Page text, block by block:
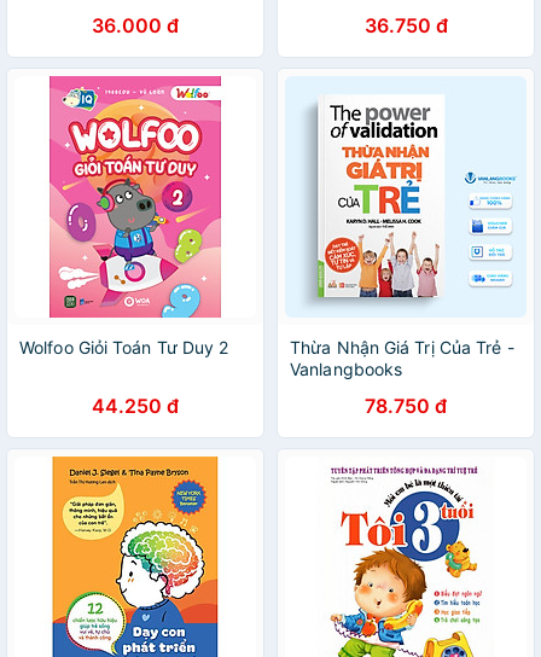
36.000 đ 36.750 đ
Wolfoo Giỏi Toán Tư Duy 2
44.250 đ
Thừa Nhận Giá Trị Của Trẻ -
Vanlangbooks
78.750 đ